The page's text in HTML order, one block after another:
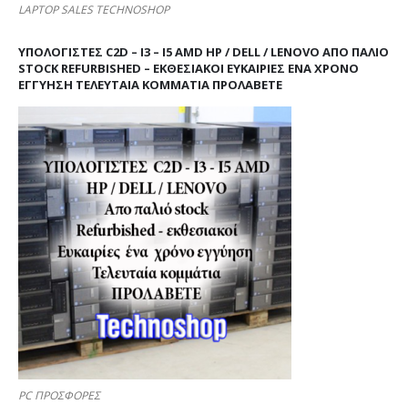
LAPTOP SALES TECHNOSHOP
ΥΠΟΛΟΓΙΣΤΕΣ C2D – I3 – I5 AMD HP / DELL / LENOVO ΑΠΟ ΠΑΛΙΌ
STOCK REFURBISHED – ΕΚΘΕΣΙΑΚΟΊ ΕΥΚΑΙΡΊΕΣ ΈΝΑ ΧΡΌΝΟ
ΕΓΓΎΗΣΗ ΤΕΛΕΥΤΑΊΑ ΚΟΜΜΆΤΙΑ ΠΡΟΛΑΒΕΤΕ
PC ΠΡΟΣΦΟΡΕΣ